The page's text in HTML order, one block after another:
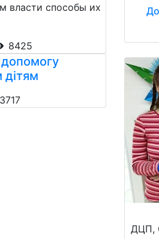
власти способы их
8425
допомогу
дітям
ДЦП,